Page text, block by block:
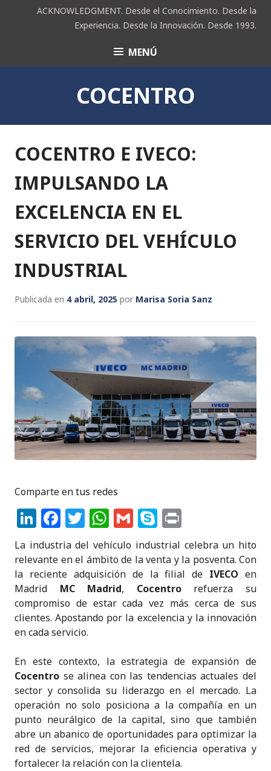
ACKNOWLEDGMENT. Desde el Conocimiento. Desde la
Experiencia. Desde la Innovación. Desde 1993.
ACK MENÚ
COCENTRO
COCENTRO E IVECO:
IMPULSANDO LA
EXCELENCIA EN EL
SERVICIO DEL VEHÍCULO
INDUSTRIAL
Publicada en 4 abril, 2025 por Marisa Soria Sanz
Comparte en tus redes
Li
n
k
e
dI
n
F
a
c
e
b
o
o
k
T
w
it
te
r
W
h
a
ts
A
p
G
m
ai
l
S
k
y
p
e
ri
n
t
La industria del vehículo industrial celebra un hito
relevante en el ámbito de la venta y la posventa. Con
la reciente adquisición de la filial de IVECO en
Madrid MC Madrid, Cocentrorefuerza su
compromiso de estar cada vez más cerca de sus
clientes. Apostando por la excelencia y la innovación
en cada servicio.
En este contexto, la estrategia de expansión de
Cocentro se alinea con las tendencias actuales del
sector y consolida su liderazgo en el mercado. La
operación no solo posiciona a la compañía en un
punto neurálgico de la capital, sino que también
abre un abanico de oportunidades para optimizar la
red de servicios, mejorar la eficiencia operativa y
fortalecer la relación con la clientela.